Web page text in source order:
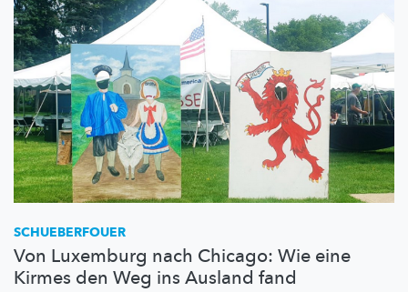
SCHUEBERFOUER
Von Luxemburg nach Chicago: Wie eine
Kirmes den Weg ins Ausland fand